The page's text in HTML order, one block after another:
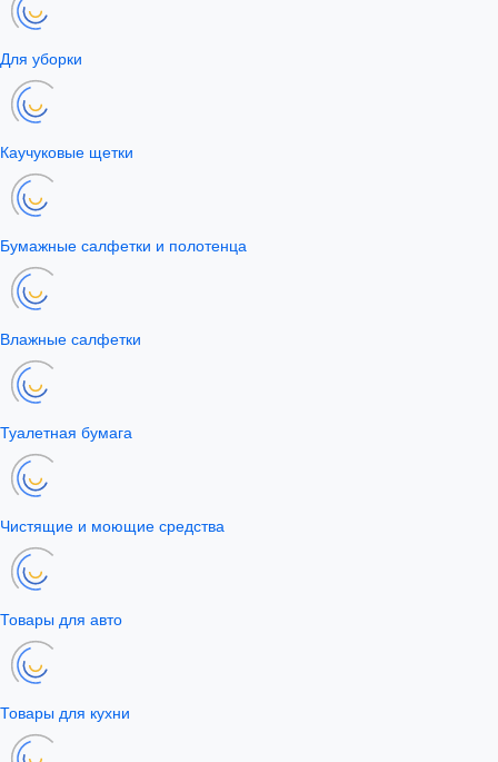
Для уборки
Каучуковые щетки
Бумажные салфетки и полотенца
Влажные салфетки
Туалетная бумага
Чистящие и моющие средства
Товары для авто
Товары для кухни